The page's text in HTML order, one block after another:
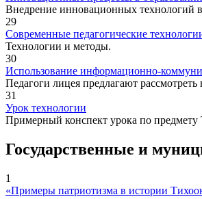
Внедрение инновационных технологий в
29
Современные педагогические
Технологии и методы.
30
Использование информационно-
Педагоги лицея предлагают
31
Урок технологии
Примерный конспект урока по предмету
Государственные и
1
«Примеры патриотизма в истории